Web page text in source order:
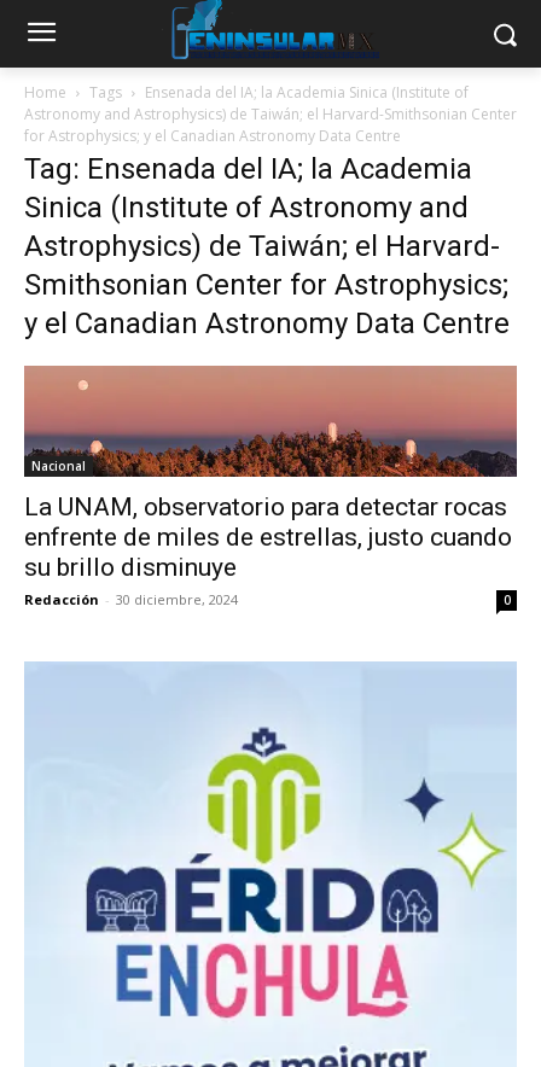
Home Tags
Ensenada del IA; la Academia Sinica (Institute of
Astronomy and Astrophysics) de Taiwán; el Harvard-Smithsonian Center
for Astrophysics; y el Canadian Astronomy Data Centre
Tag: Ensenada del IA; la Academia
Sinica (Institute of Astronomy and
Astrophysics) de Taiwán; el Harvard-
Smithsonian Center for Astrophysics;
y el Canadian Astronomy Data Centre
Nacional
La UNAM, observatorio para detectar rocas
enfrente de miles de estrellas, justo cuando
su brillo disminuye
Redacción - 30 diciembre, 2024 0